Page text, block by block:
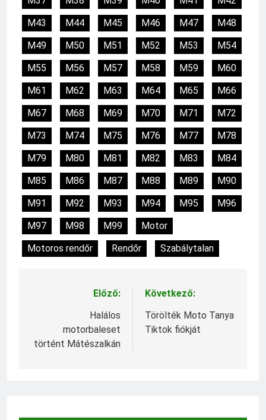
M43
M44 M45 M46 M47
M48
M49
M50 M51 M52 M53
M54
M55
M56 M57 M58 M59
M60
M61
M62 M63 M64 M65
M66
M67
M68 M69 M70 M71
M72
M73
M74 M75 M76 M77
M78
M79
M80 M81 M82 M83
M84
M85
M86 M87 M88 M89
M90
M91
M92 M93 M94 M95
M96
M97
M98 M99
Motor
Motoros rendőr
Rendőr Szabálytalan
Bejegyzés
navigáció
Előző:
Halálos
motorbaleset
történt Mátészalkán
Következő:
Törölték Moto Tanya
Tiktok fiókját